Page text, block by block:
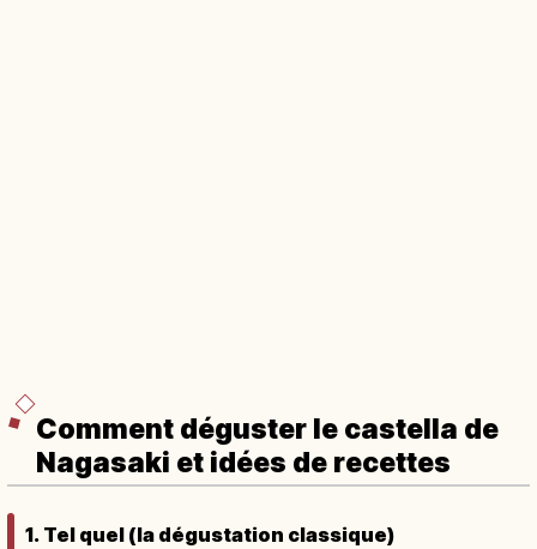
Comment déguster le castella de
Nagasaki et idées de recettes
1. Tel quel (la dégustation classique)